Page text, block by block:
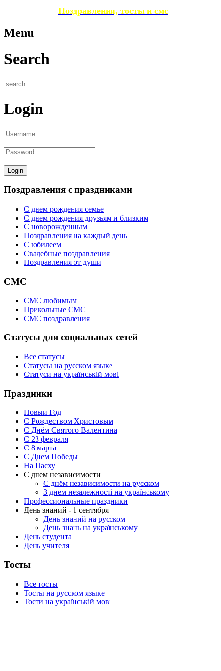
Поздравления, тосты и смс
Menu
Search
Login
Поздравления с праздниками
С днем рождения семье
С днем рождения друзьям и близким
C новорожденным
Поздравления на каждый день
С юбилеем
Свадебные поздравления
Поздравления от души
СМС
СМС любимым
Прикольные СМС
СМС поздравления
Статусы для социальных сетей
Все статусы
Статусы на русском языке
Статуси на українській мові
Праздники
Новый Год
С Рождеством Христовым
С Днём Святого Валентина
С 23 февраля
C 8 марта
С Днем Победы
На Пасху
С днем независимости
С днём независимости на русском
З днем незалежності на українському
Профессиональные праздники
День знаний - 1 сентября
День знаний на русском
День знань на українському
День студента
День учителя
Тосты
Все тосты
Тосты на русском языке
Тости на українській мові